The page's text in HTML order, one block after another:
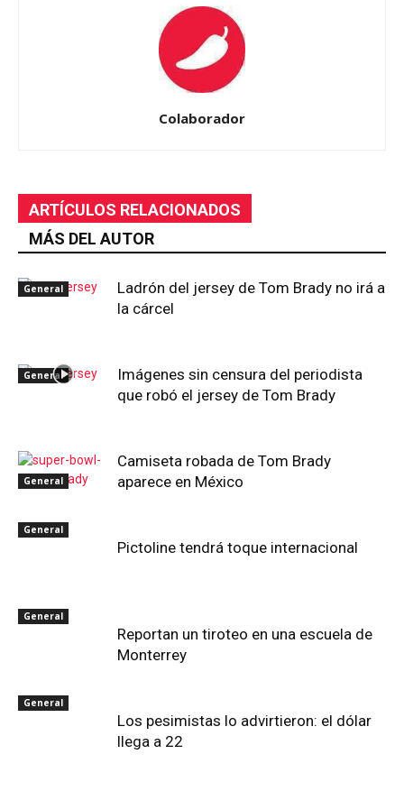
Colaborador
ARTÍCULOS RELACIONADOS
MÁS DEL AUTOR
General
Ladrón del jersey de Tom Brady no irá a
la cárcel
General
Imágenes sin censura del periodista
que robó el jersey de Tom Brady
General
Camiseta robada de Tom Brady
aparece en México
General
Pictoline tendrá toque internacional
General
Reportan un tiroteo en una escuela de
Monterrey
General
Los pesimistas lo advirtieron: el dólar
llega a 22